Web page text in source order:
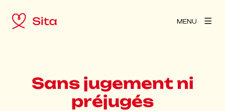
MENU
Sans jugement ni
préjugés